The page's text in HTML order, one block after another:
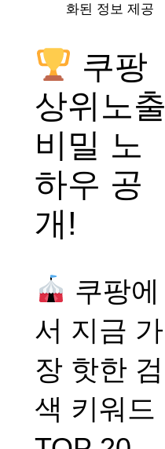
화된 정보 제공
쿠팡
상위노출
비밀 노
하우 공
개!
쿠팡에
서 지금 가
장 핫한 검
색 키워드